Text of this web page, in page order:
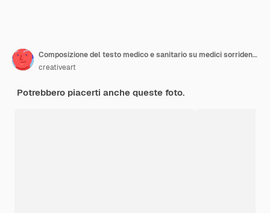
Composizione del testo medico e sanitario su medici sorridenti su sfondo bianco
creativeart
Potrebbero piacerti anche queste foto.